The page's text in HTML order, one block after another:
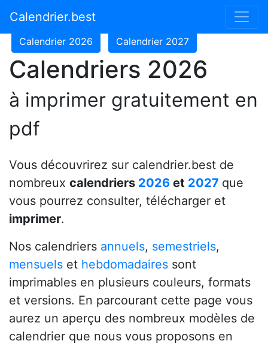
Calendrier.best
Calendrier 2024
Calendrier 2026 Calendrier 2027
Calendriers 2026
à imprimer gratuitement en
pdf
Vous découvrirez sur calendrier.best de
nombreux calendriers 2026 et 2027 que
vous pourrez consulter, télécharger et
imprimer.
Nos calendriers annuels, semestriels,
mensuels et hebdomadaires sont
imprimables en plusieurs couleurs, formats
et versions. En parcourant cette page vous
aurez un aperçu des nombreux modèles de
calendrier que nous vous proposons en